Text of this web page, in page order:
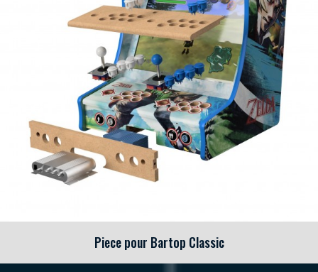
Piece pour Bartop Classic